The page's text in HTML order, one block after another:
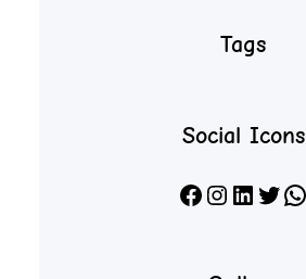
Tags
Social Icons
Facebook Instagram LinkedIn X WhatsApp